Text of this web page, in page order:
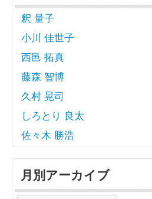
釈 量子
小川 佳世子
西邑 拓真
藤森 智博
久村 晃司
しろとり 良太
佐々木 勝浩
月別アーカイブ